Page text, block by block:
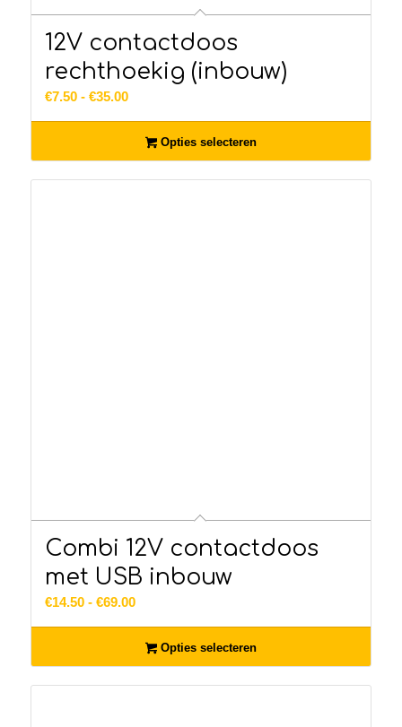
12V contactdoos
rechthoekig (inbouw)
€7.50 - €35.00Prijsklasse:
€35.00
Opties selecteren
Combi 12V contactdoos
met USB inbouw
€14.50 - €69.00Prijsklasse:
tot
€69.00
Opties selecteren